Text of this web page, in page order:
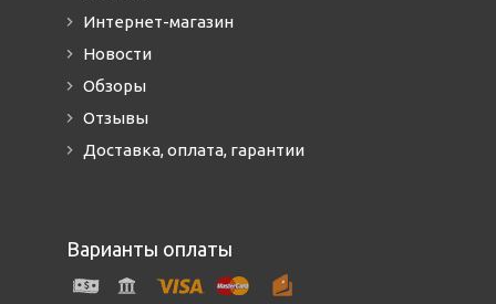
Интернет-магазин
Новости
Обзоры
Отзывы
Доставка, оплата, гарантии
Варианты оплаты